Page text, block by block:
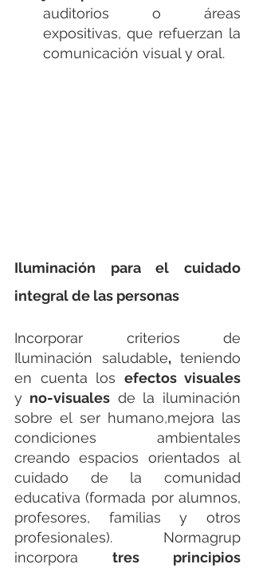
auditorios o áreas
expositivas, que refuerzan la
comunicación visual y oral.
Iluminación para el cuidado
integral de las personas
Incorporar criterios de
Iluminación saludable, teniendo
en cuenta los
y no-visuales de la iluminación
sobre el ser humano,mejora las
condiciones ambientales
creando espacios orientados al
cuidado de la comunidad
educativa (formada por alumnos,
profesores, familias y otros
profesionales). Normagrup
incorpora tres principios